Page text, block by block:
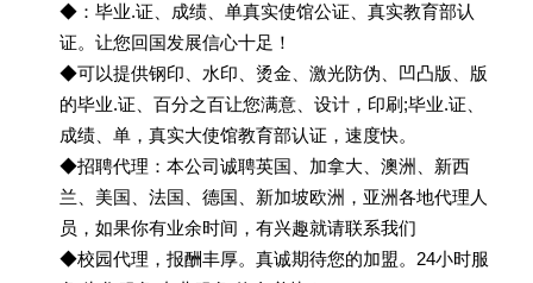
◆：毕业.证、成绩、单真实使馆公证、真实教育部认
证。让您回国发展信心十足！
◆可以提供钢印、水印、烫金、激光防伪、凹凸版、版
的毕业.证、百分之百让您满意、设计，印刷;毕业.证、
成绩、单，真实大使馆教育部认证，速度快。
◆招聘代理：本公司诚聘英国、加拿大、澳洲、新西
兰、美国、法国、德国、新加坡欧洲，亚洲各地代理人
员，如果你有业余时间，有兴趣就请联系我们
◆校园代理，报酬丰厚。真诚期待您的加盟。24小时服